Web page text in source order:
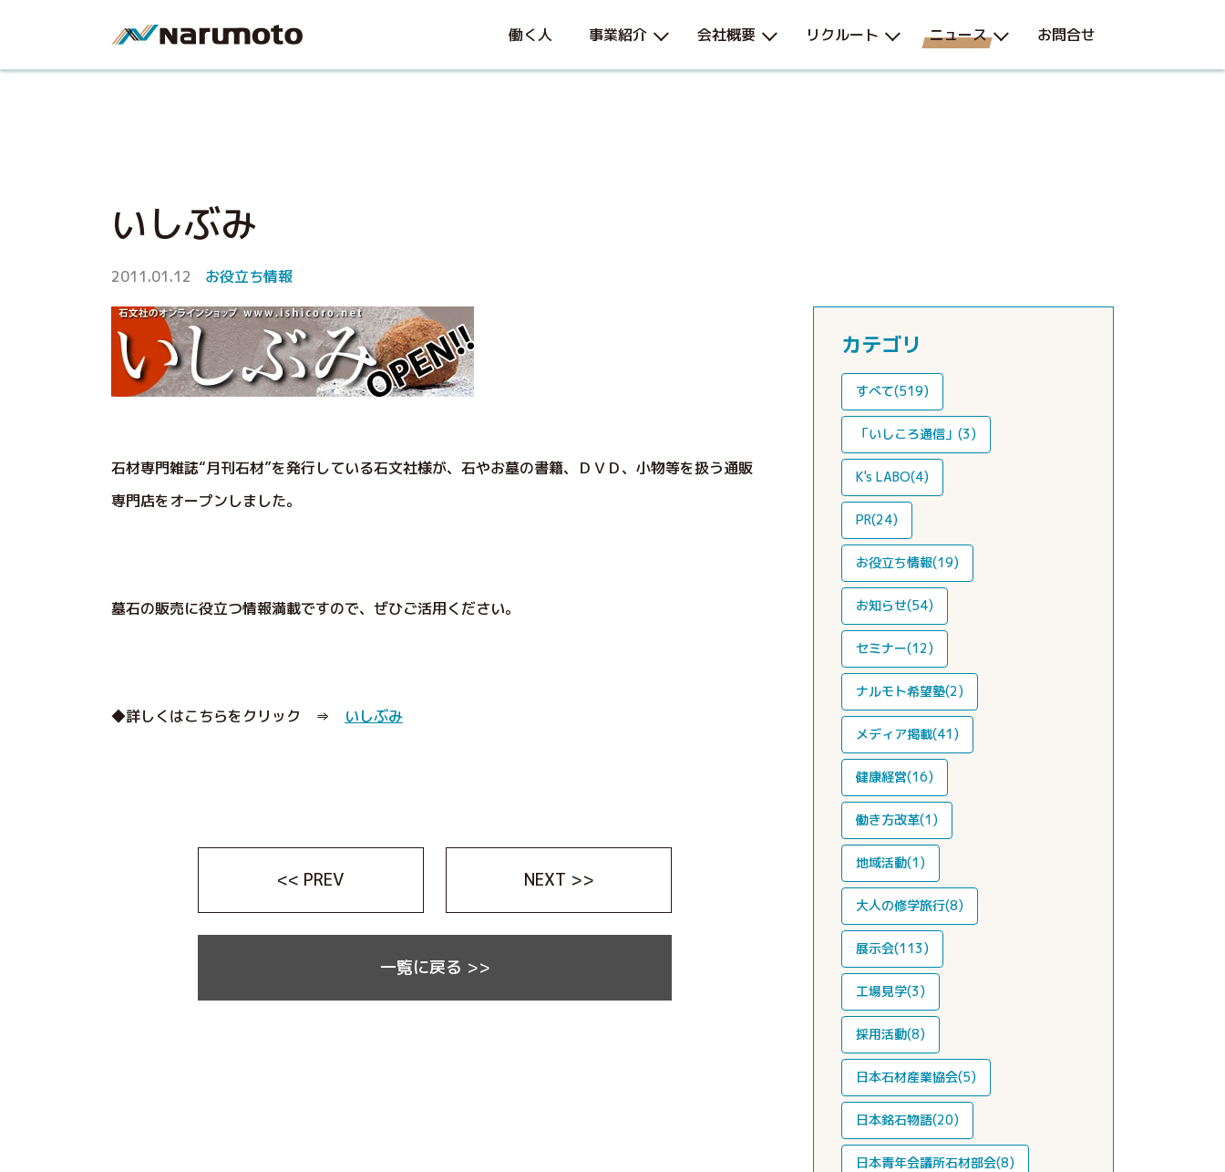
働く人 事業紹介 会社概要 リクルート ニュース お問合せ
いしぶみ
2011.01.12 お役立ち情報
石材専門雑誌“月刊石材”を発行している石文社様が、石やお墓の書籍、ＤＶＤ、小物等を扱う通販
専門店をオープンしました。
墓石の販売に役立つ情報満載ですので、ぜひご活用ください。
◆詳しくはこちらをクリック ⇒ いしぶみ
<< PREV NEXT >>
一覧に戻る >>
カテゴリ
すべて(519)
「いしころ通信」(3)
K's LABO(4)
PR(24)
お役立ち情報(19)
お知らせ(54)
セミナー(12)
ナルモト希望塾(2)
メディア掲載(41)
健康経営(16)
働き方改革(1)
地域活動(1)
大人の修学旅行(8)
展示会(113)
工場見学(3)
採用活動(8)
日本石材産業協会(5)
日本銘石物語(20)
日本青年会議所石材部会(8)